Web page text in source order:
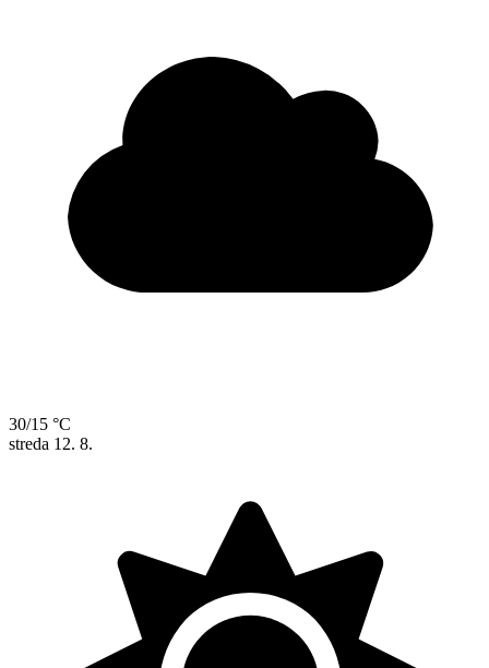
30/15 °C
streda 12. 8.